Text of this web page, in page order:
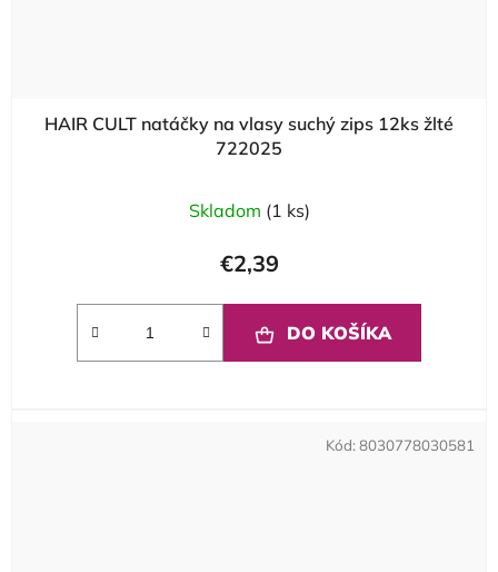
HAIR CULT natáčky na vlasy suchý zips 12ks žlté
722025
Skladom (1 ks)
€2,39
DO KOŠÍKA
Kód: 8030778030581